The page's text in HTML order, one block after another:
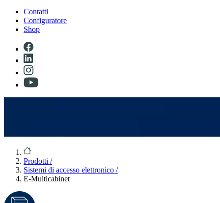
Contatti
Configuratore
Shop
Prodotti /
Sistemi di accesso elettronico /
E-Multicabinet